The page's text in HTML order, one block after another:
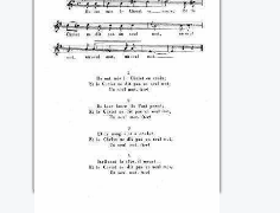
Crucifixion